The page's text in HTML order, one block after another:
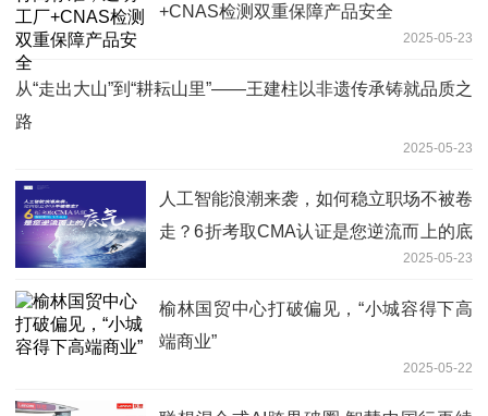
+CNAS检测双重保障产品安全
2025-05-23
从“走出大山”到“耕耘山里”——王建柱以非遗传承铸就品质之
路
2025-05-23
人工智能浪潮来袭，如何稳立职场不被卷
走？6折考取CMA认证是您逆流而上的底
2025-05-23
榆林国贸中心打破偏见，“小城容得下高
端商业”
2025-05-22